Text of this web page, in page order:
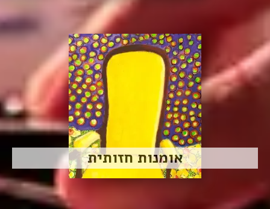
אומנות חזותית